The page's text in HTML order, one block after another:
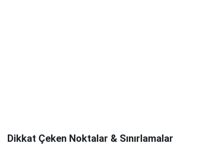
Dikkat Çeken Noktalar & Sınırlamalar